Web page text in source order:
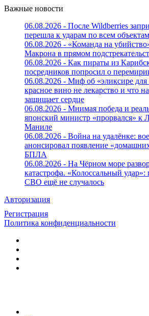
Важные новости
06.08.2026 - После Wildberries
перешла к ударам по всем
06.08.2026 - «Команда на
Макрона в прямом
06.08.2026 - Как пираты из
посредников попросил о
06.08.2026 - Миф об «эликсире для
красное вино не лекарство и что
защищает сердце
06.08.2026 - Мнимая победа и
японский министр «прорвался» к
Маниле
06.08.2026 - Война на удалёнке:
анонсировал появление
БПЛА
06.08.2026 - На Чёрном море
катастрофа. «Колоссальный
СВО ещё не случалось
Авторизация
Регистрация
Политика конфиденциальности